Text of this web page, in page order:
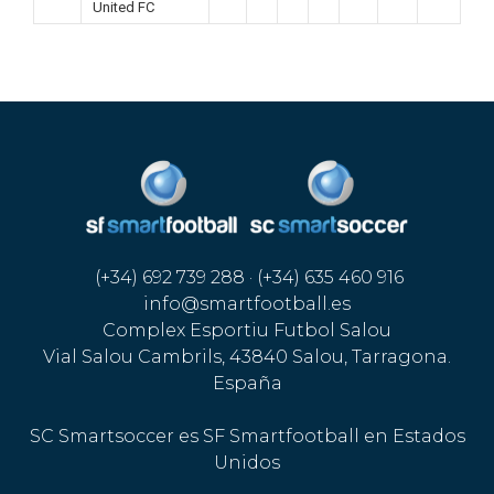
United FC
(+34) 692 739 288 · (+34) 635 460 916
info@smartfootball.es
Complex Esportiu Futbol Salou
Vial Salou Cambrils, 43840 Salou, Tarragona.
España
SC Smartsoccer es SF Smartfootball en Estados
Unidos